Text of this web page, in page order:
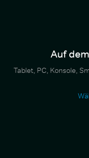
Auf
Tablet, PC, Konsole,